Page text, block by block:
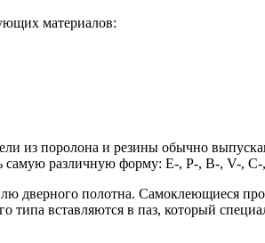
материалов:
из поролона и резины обычно
различную форму: E-, P-, В-, V-,
дверного полотна. Самоклеющиеся
вставляются в паз, который